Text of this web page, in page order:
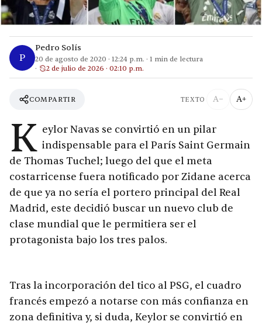
P
Pedro Solís
20 de agosto de 2020 · 12:24 p.m. · 1 min de lectura
2 de julio de 2026 · 02:10 p.m.
COMPARTIR TEXTO A− A+
K eylor Navas se convirtió en un pilar
indispensable para el París Saint Germain
de Thomas Tuchel; luego del que el meta
costarricense fuera notificado por Zidane acerca
de que ya no sería el portero principal del Real
Madrid, este decidió buscar un nuevo club de
clase mundial que le permitiera ser el
protagonista bajo los tres palos.
Tras la incorporación del tico al PSG, el cuadro
francés empezó a notarse con más confianza en
zona definitiva y, si duda, Keylor se convirtió en